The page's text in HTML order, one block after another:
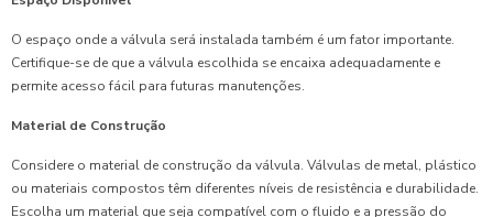
O espaço onde a válvula será instalada também é um fator importante.
Certifique-se de que a válvula escolhida se encaixa adequadamente e
permite acesso fácil para futuras manutenções.
Material de Construção
Considere o material de construção da válvula. Válvulas de metal, plástico
ou materiais compostos têm diferentes níveis de resistência e durabilidade.
Escolha um material que seja compatível com o fluido e a pressão do